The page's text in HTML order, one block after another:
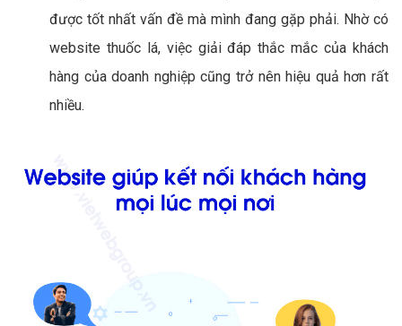
được tốt nhất vấn đề mà mình đang gặp phải. Nhờ có
website thuốc lá, việc giải đáp thắc mắc của khách
hàng của doanh nghiệp cũng trở nên hiệu quả hơn rất
nhiều.